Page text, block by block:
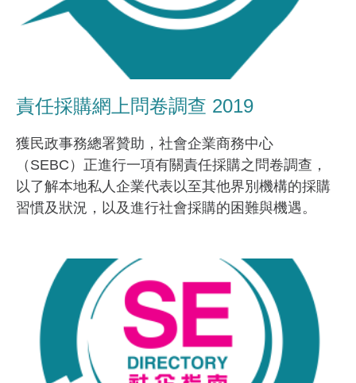
責任採購網上問卷調查 2019
獲民政事務總署贊助，社會企業商務中心
（SEBC）正進行一項有關責任採購之問卷調查，
以了解本地私人企業代表以至其他界別機構的採購
習慣及狀況，以及進行社會採購的困難與機遇。